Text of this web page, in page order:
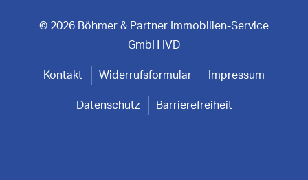
© 2026 Böhmer & Partner Immobilien-Service
GmbH IVD
Kontakt Widerrufsformular Impressum
Datenschutz Barrierefreiheit